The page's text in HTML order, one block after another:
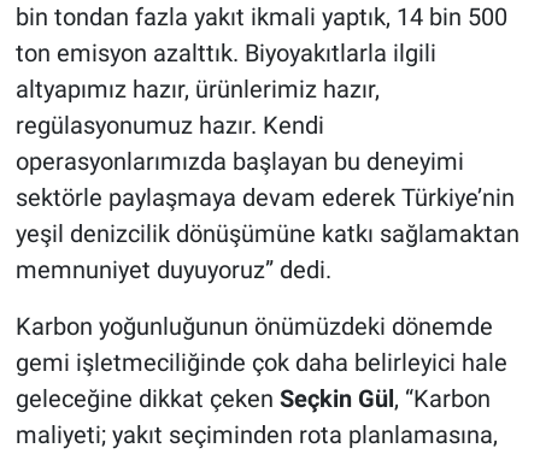
bin tondan fazla yakıt ikmali yaptık, 14 bin 500
ton emisyon azalttık. Biyoyakıtlarla ilgili
altyapımız hazır, ürünlerimiz hazır,
regülasyonumuz hazır. Kendi
operasyonlarımızda başlayan bu deneyimi
sektörle paylaşmaya devam ederek Türkiye’nin
yeşil denizcilik dönüşümüne katkı sağlamaktan
memnuniyet duyuyoruz” dedi.
Karbon yoğunluğunun önümüzdeki dönemde
gemi işletmeciliğinde çok daha belirleyici hale
geleceğine dikkat çeken Seçkin Gül, “Karbon
maliyeti; yakıt seçiminden rota planlamasına,